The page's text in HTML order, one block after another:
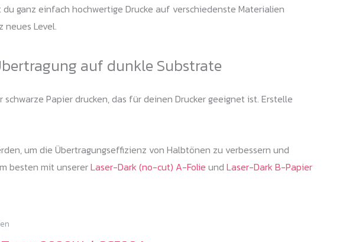
ganz einfach hochwertige Drucke auf verschiedenste Materialien
Level.
auf dunkle Substrate
Papier drucken, das für deinen Drucker geeignet ist. Erstelle
um die Übertragungseffizienz von Halbtönen zu verbessern und
besten mit unsererLaser-Dark (no-cut) A-Folie und Laser-Dark B-Papier